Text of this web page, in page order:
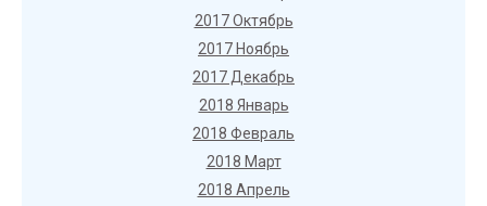
2017 Октябрь
2017 Ноябрь
2017 Декабрь
2018 Январь
2018 Февраль
2018 Март
2018 Апрель